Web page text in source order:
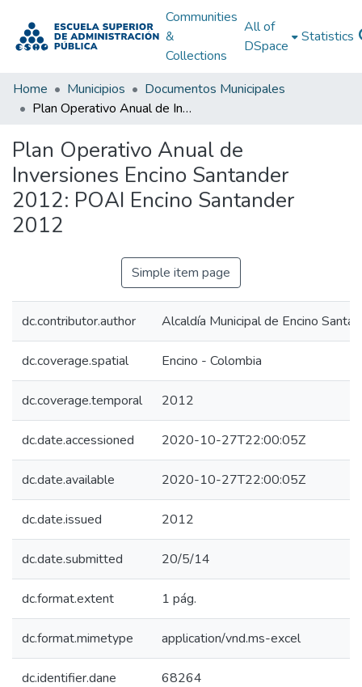
Communities
&
Collections
All of
DSpace
Statistics
Home Municipios
Documentos Municipales
Plan Operativo Anual de Inversiones Encino Santander 2012: POAI Encino Santander 2012
Plan Operativo Anual de
Inversiones Encino Santander
2012: POAI Encino Santander
2012
Simple item page
dc.contributor.author Alcaldía Municipal de Encino
dc.coverage.spatial Encino - Colombia
dc.coverage.temporal 2012
dc.date.accessioned 2020-10-27T22:00:05Z
dc.date.available 2020-10-27T22:00:05Z
dc.date.issued 2012
dc.date.submitted 20/5/14
dc.format.extent 1 pág.
dc.format.mimetype application/vnd.ms-excel
dc.identifier.dane 68264